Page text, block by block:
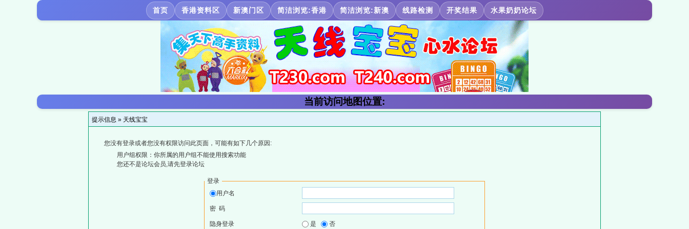
首页 香港资料区 新澳门区 简洁浏览:香港 简洁浏览:新澳 线路检测 开奖结果 水果奶奶论坛
当前访问地图位置:
提示信息 » 天线宝宝
您没有登录或者您没有权限访问此页面，可能有如下几个原因:
用户组权限：你所属的用户组不能使用搜索功能
您还不是论坛会员,请先登录论坛
登录
用户名
密 码
隐身登录 是 否